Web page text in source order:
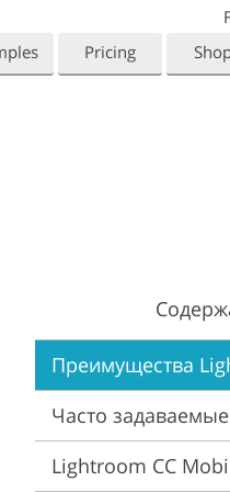
Manipulation
Pricing
Преимущества
Часто
Lightroom CC